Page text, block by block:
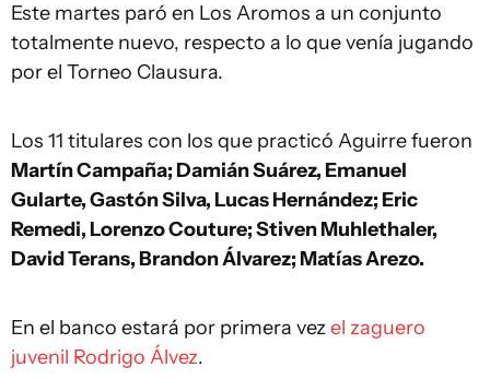
Este martes paró en Los Aromos a un conjunto
totalmente nuevo, respecto a lo que venía jugando
por el Torneo Clausura.
Los 11 titulares con los que practicó Aguirre fueron
Martín Campaña; Damián Suárez, Emanuel
Gularte, Gastón Silva, Lucas Hernández; Eric
Remedi, Lorenzo Couture; Stiven Muhlethaler,
David Terans, Brandon Álvarez; Matías Arezo.
En el banco estará por primera vez el zaguero
juvenil Rodrigo Álvez.